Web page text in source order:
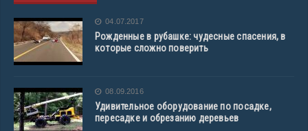
04.07.2017
Рожденные в рубашке: чудесные спасения, в
которые сложно поверить
08.09.2016
Удивительное оборудование по посадке,
пересадке и обрезанию деревьев